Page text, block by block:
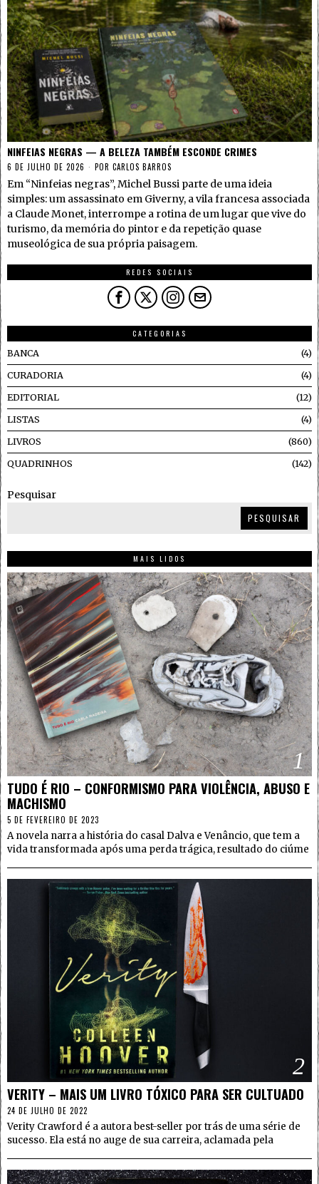
NINFEIAS NEGRAS — A BELEZA TAMBÉM ESCONDE CRIMES
6 DE JULHO DE 2026 POR CARLOS BARROS
Em “Ninfeias negras”, Michel Bussi parte de uma ideia
simples: um assassinato em Giverny, a vila francesa associada
a Claude Monet, interrompe a rotina de um lugar que vive do
turismo, da memória do pintor e da repetição quase
museológica de sua própria paisagem.
REDES SOCIAIS
CATEGORIAS
BANCA
4
CURADORIA 4
EDITORIAL 12
LISTAS 4
LIVROS 860
QUADRINHOS 142
Pesquisar
PESQUISAR
MAIS LIDOS
1
TUDO É RIO – CONFORMISMO PARA VIOLÊNCIA, ABUSO E
MACHISMO
5 DE FEVEREIRO DE 2023
A novela narra a história do casal Dalva e Venâncio, que tem a
vida transformada após uma perda trágica, resultado do ciúme
2
VERITY – MAIS UM LIVRO TÓXICO PARA SER CULTUADO
24 DE JULHO DE 2022
Verity Crawford é a autora best-seller por trás de uma série de
sucesso. Ela está no auge de sua carreira, aclamada pela